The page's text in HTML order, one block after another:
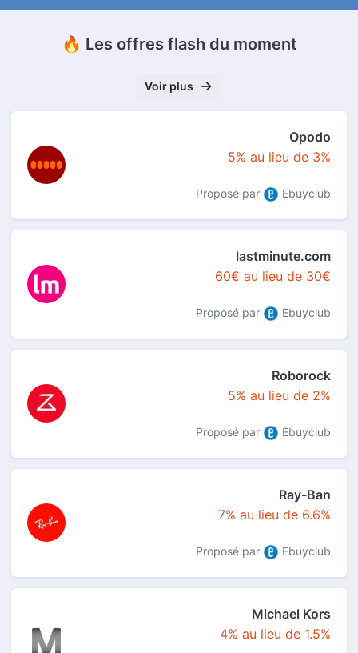
🔥 Les offres flash du moment
Voir plus
Opodo
5% au lieu de 3%
Proposé par Ebuyclub
lastminute.com
60€ au lieu de 30€
Proposé par Ebuyclub
Roborock
5% au lieu de 2%
Proposé par Ebuyclub
Ray-Ban
7% au lieu de 6.6%
Proposé par Ebuyclub
Michael Kors
4% au lieu de 1.5%